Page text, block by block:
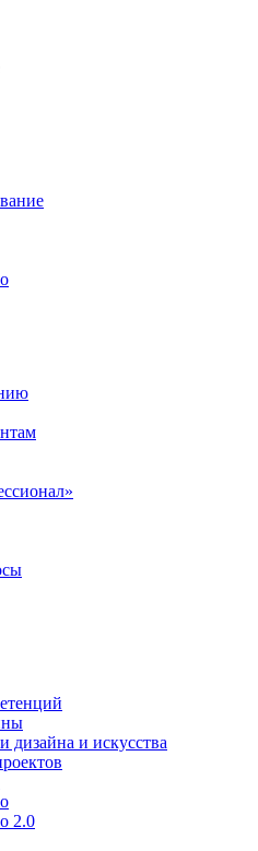
и искусства
2.0